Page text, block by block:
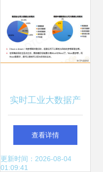
实时工业大数据产
品实践——上汽集
团数据湖与大数据
查看详情
更新时间：2026-08-04
01:09:41